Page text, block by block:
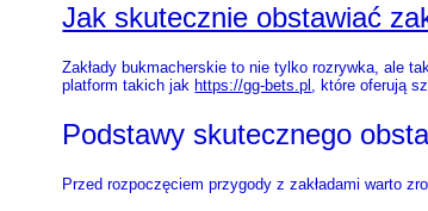
Jak skutecznie obstawiać
Zakłady bukmacherskie to nie tylko rozrywka, ale
platform takich jak https://gg-bets.pl , które oferują
Podstawy skutecznego
Przed rozpoczęciem przygody z zakładami warto